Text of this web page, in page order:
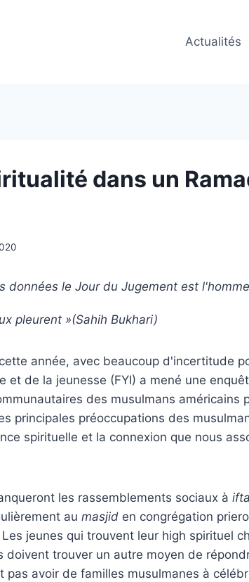
Actualités
dans un
données le Jour du Jugement est
pleurent »(Sahih Bukhari)
année, avec beaucoup d'incertitude
et de la jeunesse (FYI) a mené une
des musulmans américains
principales préoccupations des
spirituelle et la connexion que nous
les rassemblements sociaux à
au masjid en congrégation
jeunes qui trouvent leur high spirituel
doivent trouver un autre moyen de
pas avoir de familles musulmanes à